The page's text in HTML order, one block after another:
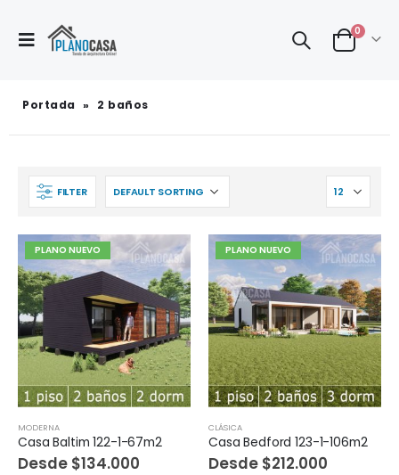
0
Portada » 2 baños
FILTER
PLANO NUEVO
MODERNA
Casa Baltim 122-1-67m2
Desde $134.000
PLANO NUEVO
CLÁSICA
Casa Bedford 123-1-106m2
Desde $212.000